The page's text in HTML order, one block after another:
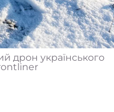
дрон українського